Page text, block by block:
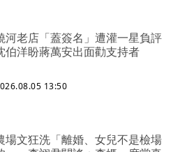
河老店「蓋簽名」遭灌一星負評
伯洋盼蔣萬安出面勸支持者
13:50
場文狂洗「離婚、女兒不是檢場